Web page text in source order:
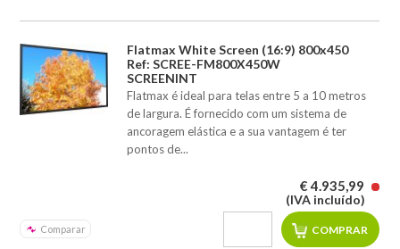
Flatmax White Screen (16:9) 800x450
Ref: SCREE-FM800X450W
SCREENINT
Flatmax é ideal para telas entre 5 a 10 metros
de largura. É fornecido com um sistema de
ancoragem elástica e a sua vantagem é ter
pontos de...
Comparar
€ 4.935,99
(IVA incluído)